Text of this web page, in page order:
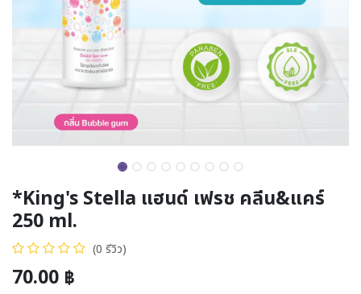
*King's Stella แฮนด์ เฟรช คลีน&แคร์
250 ml.
(0 รีวิว)
70.00 ฿